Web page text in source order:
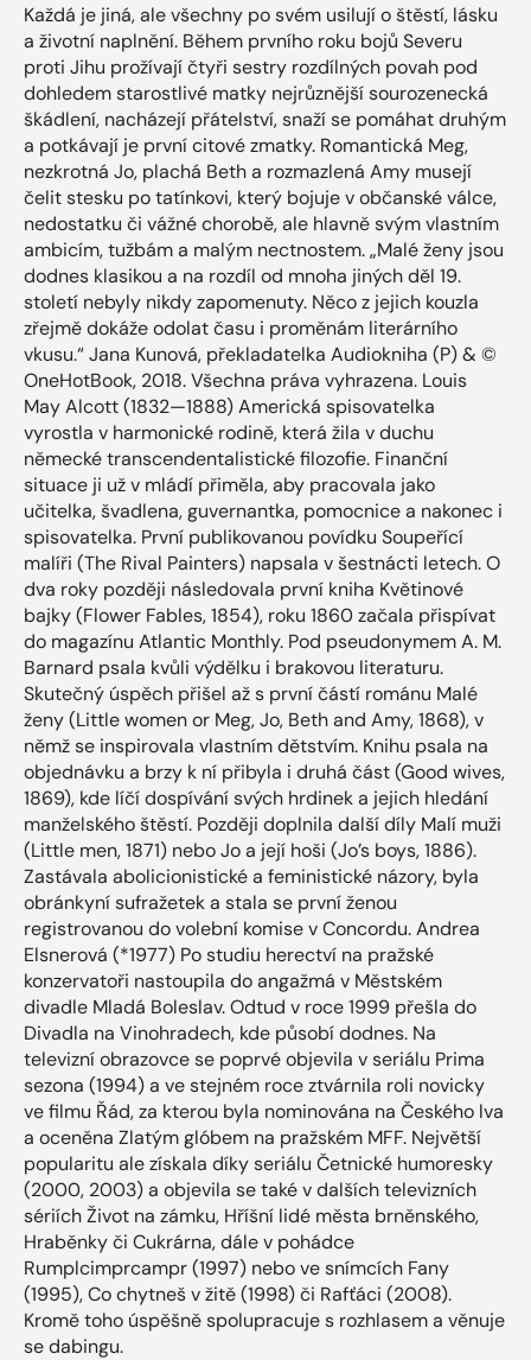
Každá je jiná, ale všechny po svém usilují o štěstí, lásku
a životní naplnění. Během prvního roku bojů Severu
proti Jihu prožívají čtyři sestry rozdílných povah pod
dohledem starostlivé matky nejrůznější sourozenecká
škádlení, nacházejí přátelství, snaží se pomáhat druhým
a potkávají je první citové zmatky. Romantická Meg,
nezkrotná Jo, plachá Beth a rozmazlená Amy musejí
čelit stesku po tatínkovi, který bojuje v občanské válce,
nedostatku či vážné chorobě, ale hlavně svým vlastním
ambicím, tužbám a malým nectnostem. „Malé ženy jsou
dodnes klasikou a na rozdíl od mnoha jiných děl 19.
století nebyly nikdy zapomenuty. Něco z jejich kouzla
zřejmě dokáže odolat času i proměnám literárního
vkusu.“ Jana Kunová, překladatelka Audiokniha (P) & ©
OneHotBook, 2018. Všechna práva vyhrazena. Louis
May Alcott (1832—1888) Americká spisovatelka
vyrostla v harmonické rodině, která žila v duchu
německé transcendentalistické filozofie. Finanční
situace ji už v mládí přiměla, aby pracovala jako
učitelka, švadlena, guvernantka, pomocnice a nakonec i
spisovatelka. První publikovanou povídku Soupeřící
malíři (The Rival Painters) napsala v šestnácti letech. O
dva roky později následovala první kniha Květinové
bajky (Flower Fables, 1854), roku 1860 začala přispívat
do magazínu Atlantic Monthly. Pod pseudonymem A. M.
Barnard psala kvůli výdělku i brakovou literaturu.
Skutečný úspěch přišel až s první částí románu Malé
ženy (Little women or Meg, Jo, Beth and Amy, 1868), v
němž se inspirovala vlastním dětstvím. Knihu psala na
objednávku a brzy k ní přibyla i druhá část (Good wives,
1869), kde líčí dospívání svých hrdinek a jejich hledání
manželského štěstí. Později doplnila další díly Malí muži
(Little men, 1871) nebo Jo a její hoši (Jo’s boys, 1886).
Zastávala abolicionistické a feministické názory, byla
obránkyní sufražetek a stala se první ženou
registrovanou do volební komise v Concordu. Andrea
Elsnerová (*1977) Po studiu herectví na pražské
konzervatoři nastoupila do angažmá v Městském
divadle Mladá Boleslav. Odtud v roce 1999 přešla do
Divadla na Vinohradech, kde působí dodnes. Na
televizní obrazovce se poprvé objevila v seriálu Prima
sezona (1994) a ve stejném roce ztvárnila roli novicky
ve filmu Řád, za kterou byla nominována na Českého lva
a oceněna Zlatým glóbem na pražském MFF. Největší
popularitu ale získala díky seriálu Četnické humoresky
(2000, 2003) a objevila se také v dalších televizních
sériích Život na zámku, Hříšní lidé města brněnského,
Hraběnky či Cukrárna, dále v pohádce
Rumplcimprcampr (1997) nebo ve snímcích Fany
(1995), Co chytneš v žitě (1998) či Rafťáci (2008).
Kromě toho úspěšně spolupracuje s rozhlasem a věnuje
se dabingu.